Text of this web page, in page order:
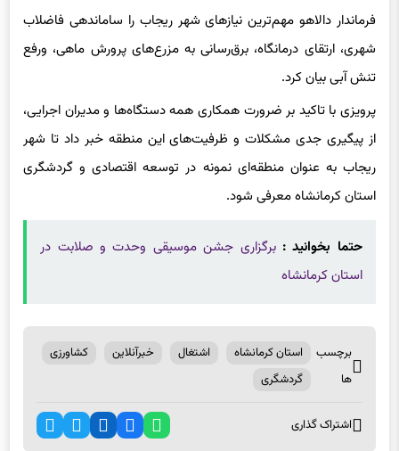
فرماندار دالاهو مهم‌ترین نیازهای شهر ریجاب را ساماندهی فاضلاب
شهری، ارتقای درمانگاه، برق‌رسانی به مزرع‌های پرورش ماهی، ورفع
تنش آبی بیان کرد.
پرویزی با تاکید بر ضرورت همکاری همه دستگاه‌ها و مدیران اجرایی،
از پیگیری جدی مشکلات و ظرفیت‌های این منطقه خبر داد تا شهر
ریجاب به عنوان منطقه‌ای نمونه در توسعه اقتصادی و گردشگری
استان کرمانشاه معرفی شود.
حتما بخوانید :برگزاری جشن موسیقی وحدت و صلابت در
استان کرمانشاه
برچسب
ها
استان کرمانشاه اشتغال خبرآنلاین
کشاورزی
گردشگری
اشتراک گذاری